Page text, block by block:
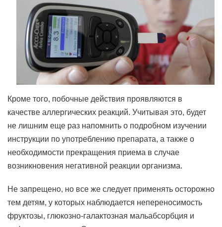
Кроме того, побочные действия проявляются в
качестве аллергических реакций. Учитывая это, будет
не лишним еще раз напомнить о подробном изучении
инструкции по употреблению препарата, а также о
необходимости прекращения приема в случае
возникновения негативной реакции организма.
Не запрещено, но все же следует применять осторожно
тем детям, у которых наблюдается непереносимость
фруктозы, глюкозно-галактозная мальабсорбция и